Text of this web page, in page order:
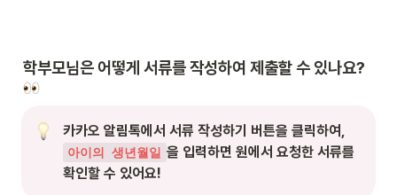
학부모님은 어떻게 서류를 작성하여 제출할 수 있나요?
아이의 생년월일 을 입력하면 원에서 요청한 서류를
확인할 수 있어요!